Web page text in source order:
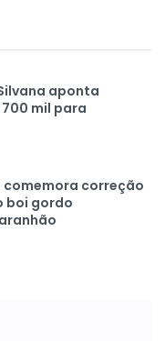
aponta
mil para
comemora correção
boi gordo